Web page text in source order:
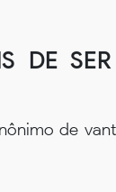
DE
de